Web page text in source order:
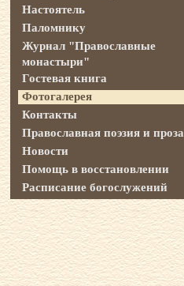
Настоятель
Паломнику
Журнал "Православные
монастыри"
Гостевая книга
Фотогалерея
Контакты
Православная поэзия и проза
Новости
Помощь в восстановлении
Расписание богослужений